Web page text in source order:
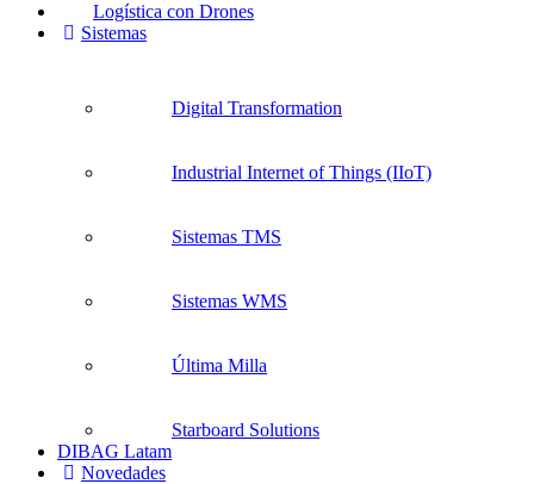
Logística con Drones
Sistemas
Digital Transformation
Industrial Internet of Things (IIoT)
Sistemas TMS
Sistemas WMS
Última Milla
Starboard Solutions
DIBAG Latam
Novedades